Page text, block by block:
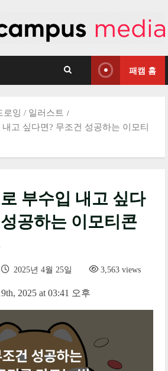
패캠 홈
로잉 / 일러스트
고 싶다면? 무조건 성공하는 이모티
부수입 내고 싶다
공하는 이모티콘
2025년 4월 25일 3,563 views
2025 at 03:41 오후